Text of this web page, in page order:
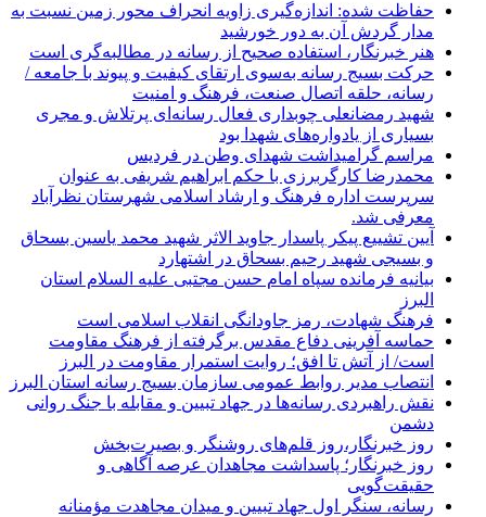
حفاظت شده: اندازه‌گیری زاویه انحراف محور زمین نسبت به
مدار گردش آن به دور خورشید
هنر خبرنگار، استفاده صحیح از رسانه در مطالبه‌گری است
حرکت بسیج رسانه به‌سوی ارتقای کیفیت و پیوند با جامعه /
رسانه، حلقه اتصال صنعت، فرهنگ و امنیت
شهید رمضانعلی چوبداری فعال رسانه‌ای پرتلاش و مجری
بسیاری از یادواره‌های شهدا بود
مراسم گرامیداشت شهدای وطن در فردیس
محمدرضا کارگربرزی با حکم ابراهیم شریفی به عنوان
سرپرست اداره فرهنگ و ارشاد اسلامی شهرستان نظرآباد
معرفی شد.
آیین تشییع پیکر پاسدار جاوید الاثر شهید محمد یاسین بسحاق
و بسیجی شهید رحیم بسحاق در اشتهارد
بیانیه فرمانده سپاه امام حسن مجتبی علیه السلام استان
البرز
فرهنگ شهادت، رمز جاودانگی انقلاب اسلامی است
حماسه آفرینی دفاع مقدس برگرفته از فرهنگ مقاومت
است/ از آتش تا افق؛ روایت استمرار مقاومت در البرز
انتصاب مدیر روابط عمومی سازمان بسیج رسانه استان البرز
نقش راهبردی رسانه‌ها در جهاد تبیین و مقابله با جنگ روانی
دشمن
روز خبرنگار،روز قلم‌های روشنگر و بصیرت‌بخش
روز خبرنگار؛ پاسداشت مجاهدان عرصه آگاهی و
حقیقت‌گویی
رسانه، سنگر اول جهاد تبیین و میدان مجاهدت مؤمنانه